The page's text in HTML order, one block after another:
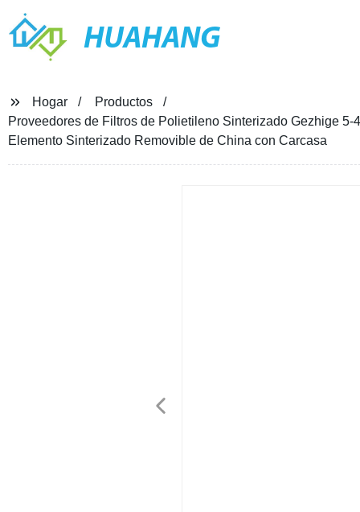
HUAHANG
Hogar
Productos
Proveedores de Filtros de Polietileno Sinterizado Gezhige
Elemento Sinterizado Removible de China con Carcasa